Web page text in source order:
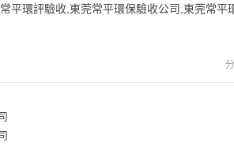
平環評驗收,東莞常平環保驗收公司,東莞常平